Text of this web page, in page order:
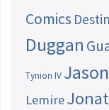
Comics
Duggan
Tynion IV
Lemire